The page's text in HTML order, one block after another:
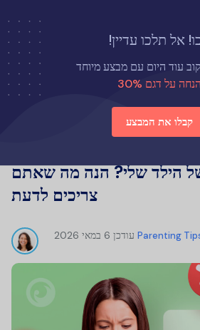
נסה עכשיו
אל תלכו עדיין!
עוד היום עם מבצע מיוחד
הנחה על דגם 30%
קבלו את המבצע
והטלפון האנדרואיד של הילד שלי? הנה
הילד שלי? הנה מה שאתם
צריכים לדעת
Parenting עודכן